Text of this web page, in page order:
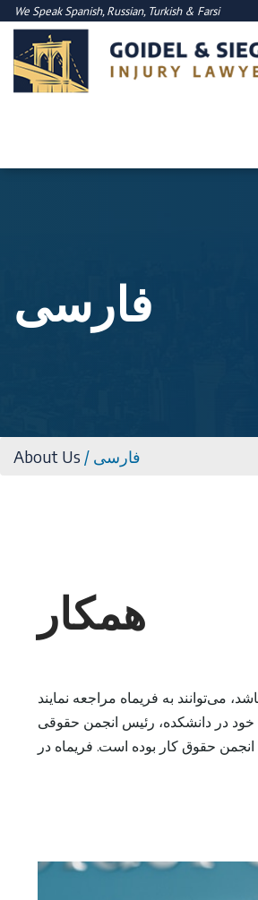
We SpeakSpanish,Russian, Turkish & Farsi
فارسی
About Us / فارسی
همکار
خود در دانشکده، رئیس انجمن حقوقی